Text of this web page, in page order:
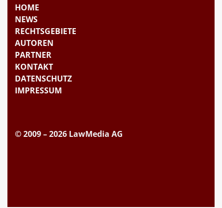
HOME
NEWS
RECHTSGEBIETE
AUTOREN
PARTNER
KONTAKT
DATENSCHUTZ
IMPRESSUM
© 2009 – 2026 LawMedia AG